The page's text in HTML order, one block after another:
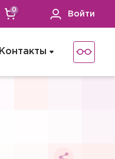
0
Войти
Контакты